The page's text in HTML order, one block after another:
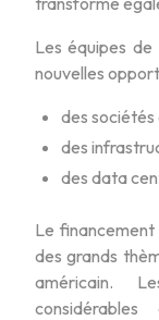
Les équipes
nouvelles
des sociétés
des
des data
Le
des grands
américain.